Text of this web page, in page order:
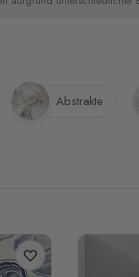
Abstrakte